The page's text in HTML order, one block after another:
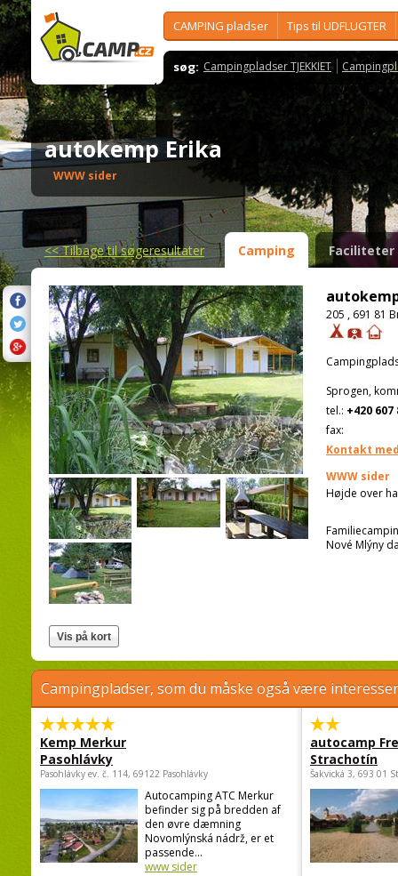
CAMPING pladser Tips til UDFLUGTER
søg: Campingpladser TJEKKIET
autokemp Erika
WWW sider
<<Tilbage til søgeresultater Camping Faciliteter
205 , 691 81
Sprogen,
tel.: +420 607
fax:
Kontakt
WWW sider
Højde over
Nové Mlýny
Campingpladser, som du måske også være
Kemp Merkur
Pasohlávky
Pasohlávky ev. č. 114, 69122 Pasohlávky
Autocamping ATC Merkur
befinder sig på bredden af
den øvre dæmning
Novomlýnská nádrž, er et
passende...
www sider
autocamp
Strachotín
Šakvická 3, 693 01